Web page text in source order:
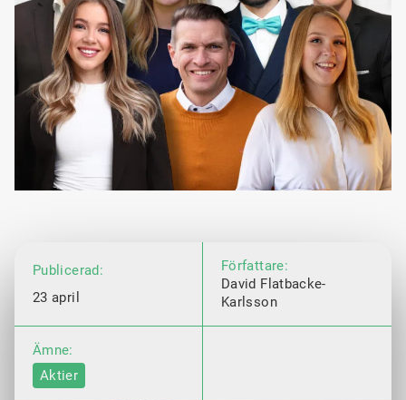
Publicerad:
23 april
Författare:
David Flatbacke-
Karlsson
Ämne:
Aktier